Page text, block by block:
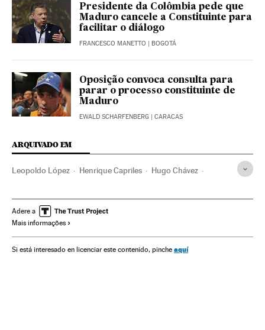
Presidente da Colômbia pede que
Maduro cancele a Constituinte para
facilitar o diálogo
FRANCESCO MANETTO | BOGOTÁ
Oposição convoca consulta para
parar o processo constituinte de
Maduro
EWALD SCHARFENBERG | CARACAS
ARQUIVADO EM
Leopoldo López Henrique Capriles Hugo Chávez
Nicolás Maduro
Adere a
Mais informações
Si está interesado en licenciar este contenido, pinche aquí